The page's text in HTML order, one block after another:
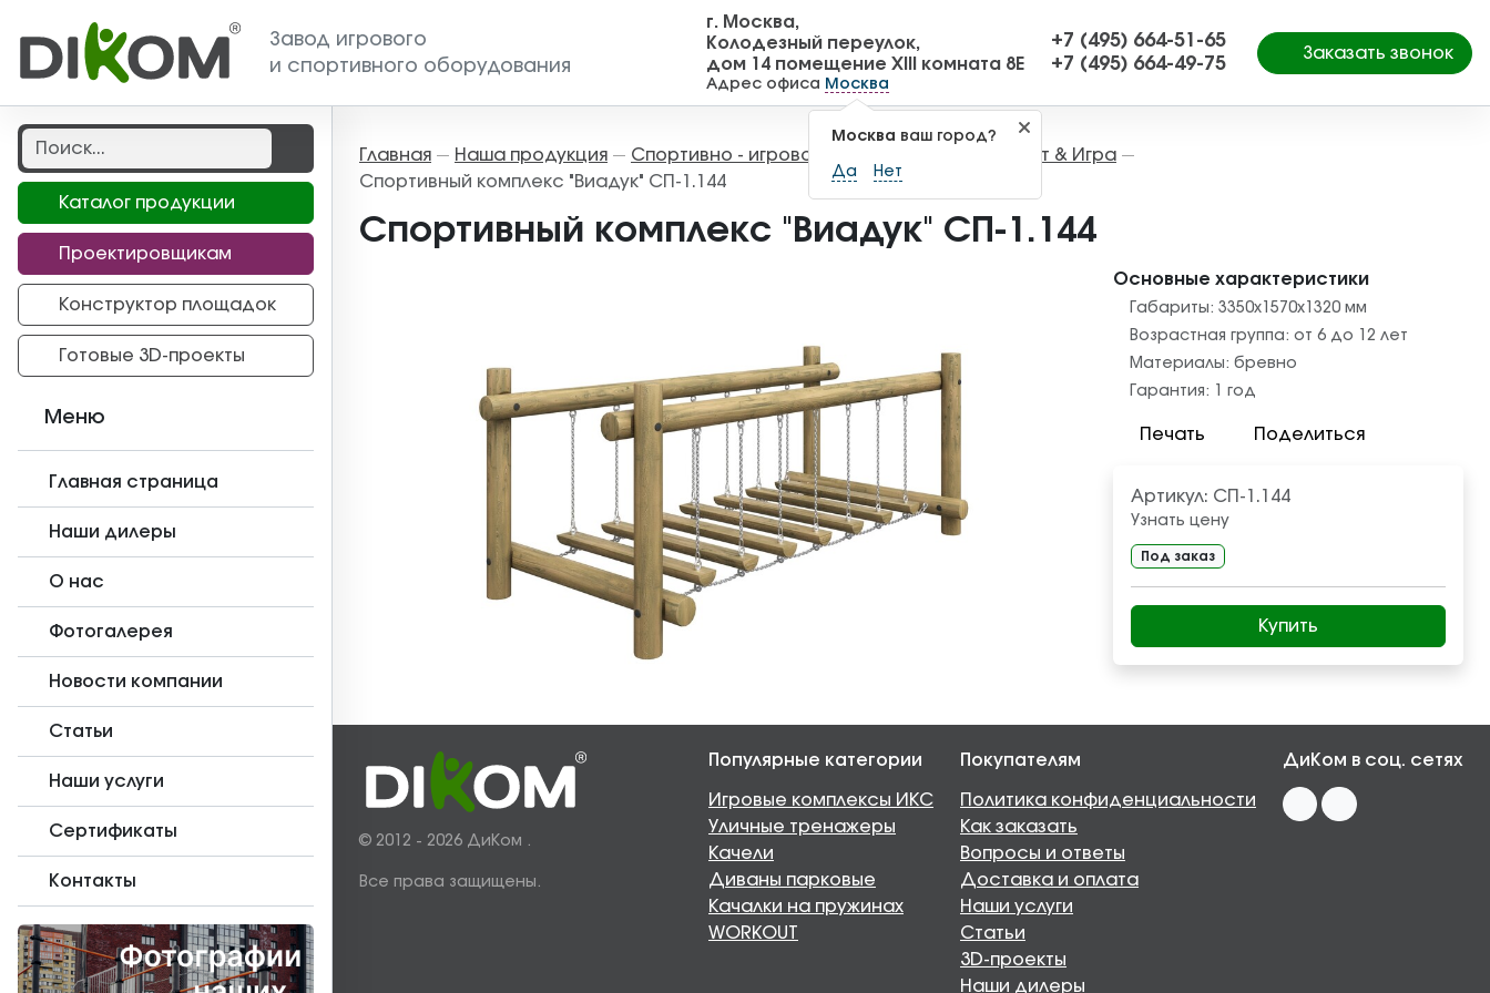
Завод игрового
и спортивного оборудования
г. Москва,
Колодезный переулок,
дом 14 помещение XIII комната 8Е
Адрес офиса Москва
Москва ваш город?
Да Нет
+7 (495) 664-51-65
+7 (495) 664-49-75
Заказать звонок
Каталог продукции
Проектировщикам
Конструктор площадок
Готовые 3D-проекты
Меню
Главная страница
Наши дилеры
О нас
Фотогалерея
Новости компании
Статьи
Наши услуги
Сертификаты
Контакты
Главная — Наша продукция — Спортивно - игровое оборудование Спорт & Игра —
Спортивный комплекс "Виадук" СП-1.144
Спортивный комплекс "Виадук" СП-1.144
Основные характеристики
Габариты: 3350x1570x1320 мм
Возрастная группа: от 6 до 12 лет
Материалы: бревно
Гарантия:
1 год
Печать Поделиться
Артикул: СП-1.144
Узнать цену
Под заказ
Купить
© 2012 - 2026 ДиКом .
Все права защищены.
Популярные категории
Игровые комплексы ИКС
Уличные тренажеры
Качели
Диваны парковые
Качалки на пружинах
WORKOUT
Покупателям
Политика конфиденциальности
Как заказать
Вопросы и ответы
Доставка и оплата
Наши услуги
Статьи
3D-проекты
Наши дилеры
ДиКом в соц. сетях